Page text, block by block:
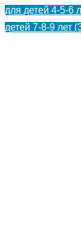
для детей 4-5-6
детей 7-8-9 лет